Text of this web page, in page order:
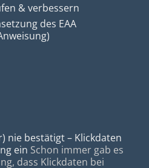
& verbessern
des EAA
nie bestätigt – Klickdaten
ein Schon immer gab es
dass Klickdaten bei